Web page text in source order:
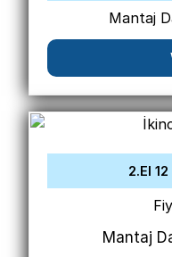
Mantaj
2.El
Mantaj